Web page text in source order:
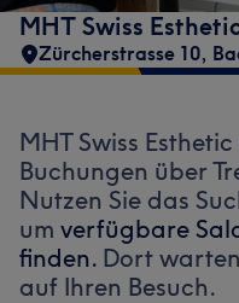
MHT Swiss
Zürcherstrasse 10,
MHT Swiss
Buchungen über
Nutzen Sie das
um verfügbare
finden. Dort
auf Ihren Besuch.